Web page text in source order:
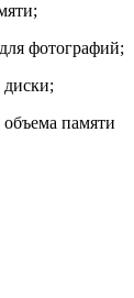
фотографий;
памяти